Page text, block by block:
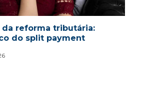
reforma tributária:
do split payment